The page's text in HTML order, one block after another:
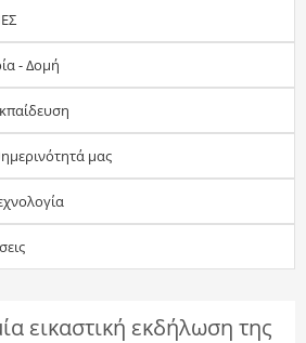
- Δομή
μας
εικαστική εκδήλωση της